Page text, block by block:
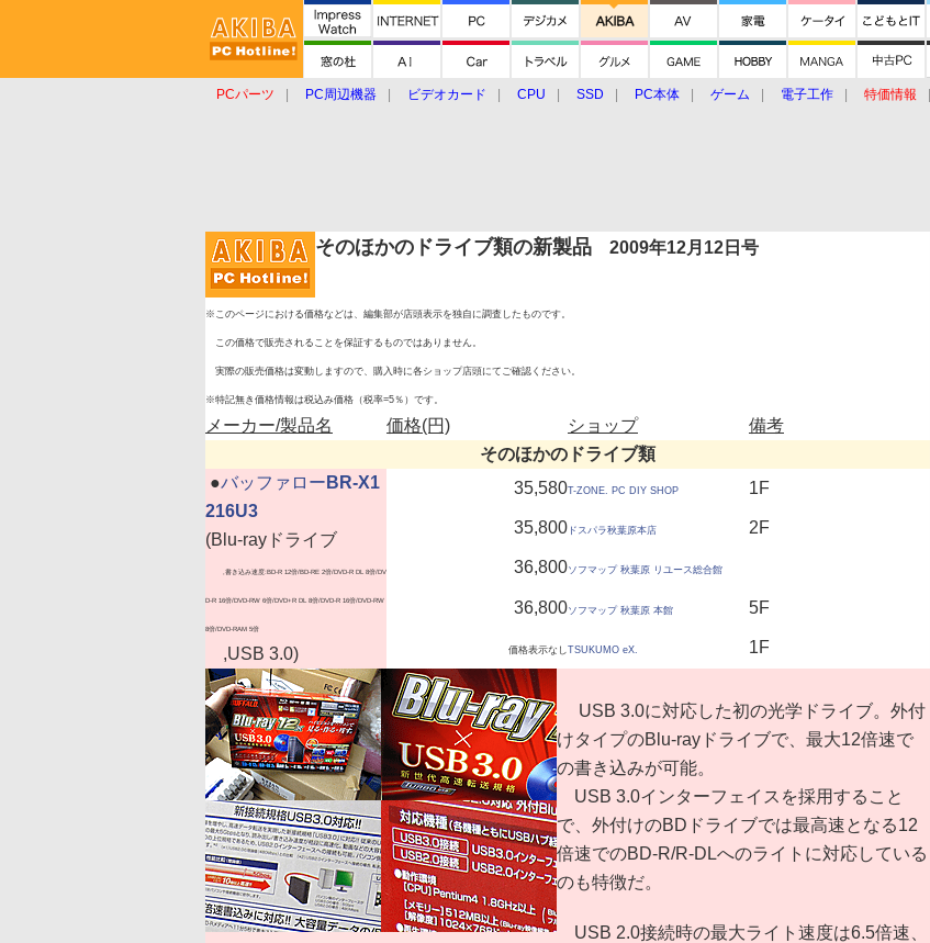
PCパーツ PC周辺機器 ビデオカード CPU SSD PC本体 ゲーム 電子工作 特価情報
そのほかのドライブ類の新製品 2009年12月12日号
※このページにおける価格などは、編集部が店頭表示を独自に調査したものです。
この価格で販売されることを保証するものではありません。
実際の販売価格は変動しますので、購入時に各ショップ店頭にてご確認ください。
※特記無き価格情報は税込み価格（税率=5％）です。
メーカー/製品名 価格(円) ショップ
備考
そのほかのドライブ類
●バッファロー BR-X1
216U3
(Blu-rayドライブ
,書き込み速度:BD-R 12倍/BD-RE 2倍/DVD-R DL 8倍/DV
D-R 16倍/DVD-RW 6倍/DVD+R DL 8倍/DVD-R 16倍/DVD-RW
8倍/DVD-RAM 5倍
,USB 3.0)
35,580T-ZONE. PC DIY SHOP 1F
35,800 ドスパラ秋葉原本店 2F
36,800ソフマップ 秋葉原 リユース総合館
36,800ソフマップ 秋葉原 本館 5F
価格表示なしTSUKUMO eX. 1F
USB 3.0に対応した初の光学ドライブ。外付
けタイプのBlu-rayドライブで、最大12倍速で
の書き込みが可能。
USB 3.0インターフェイスを採用すること
で、外付けのBDドライブでは最高速となる12
倍速でのBD-R/R-DLへのライトに対応している
のも特徴だ。
USB 2.0接続時の最大ライト速度は6.5倍速、